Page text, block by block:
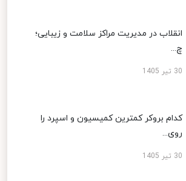
انقلاب در مدیریت مراکز سلامت و زیبایی؛
چ...
30 تیر 1405
کدام بروکر کمترین کمیسیون و اسپرد را
روی...
30 تیر 1405